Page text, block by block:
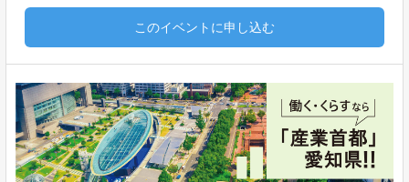
このイベントに申し込む